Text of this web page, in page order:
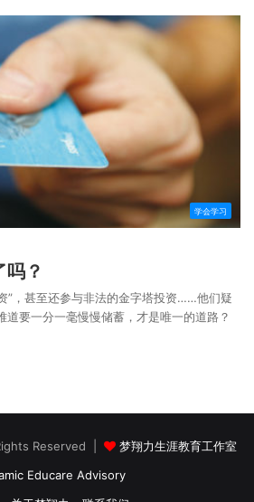
学会学习
？
”，甚至还参与非法的金字塔投资……他们疑
道要一分一毫慢慢储蓄，才是唯一的道路？
Reserved |
梦翔力生涯教育工作室
Educare Advisory